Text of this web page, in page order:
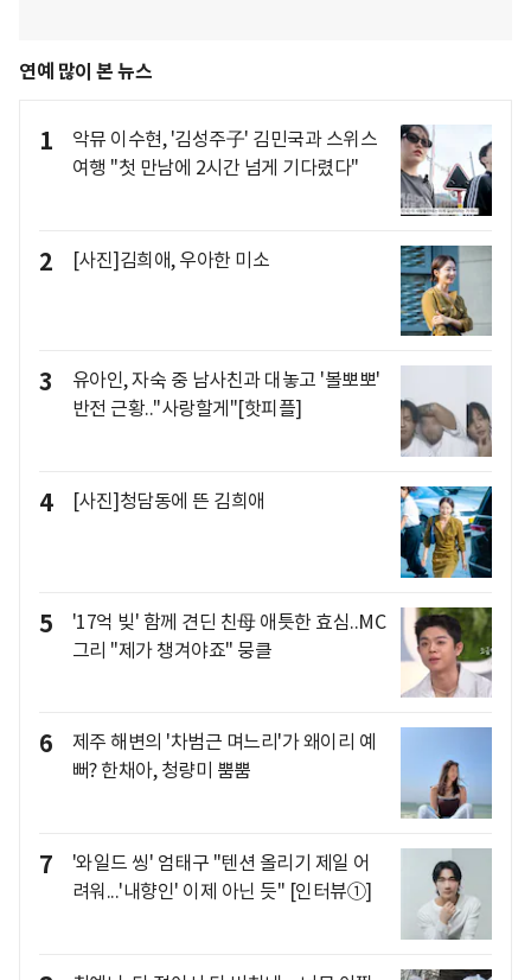
연예 많이 본 뉴스
1
악뮤 이수현, '김성주子' 김민국과 스위스
여행 "첫 만남에 2시간 넘게 기다렸다"
2 [사진]김희애, 우아한 미소
3
유아인, 자숙 중 남사친과 대놓고 '볼뽀뽀'
반전 근황.."사랑할게"[핫피플]
4 [사진]청담동에 뜬 김희애
5
'17억 빚' 함께 견딘 친母 애틋한 효심..MC
그리 "제가 챙겨야죠" 뭉클
6
제주 해변의 '차범근 며느리'가 왜이리 예
뻐? 한채아, 청량미 뿜뿜
7
'와일드 씽' 엄태구 "텐션 올리기 제일 어
려워...'내향인' 이제 아닌 듯" [인터뷰①]